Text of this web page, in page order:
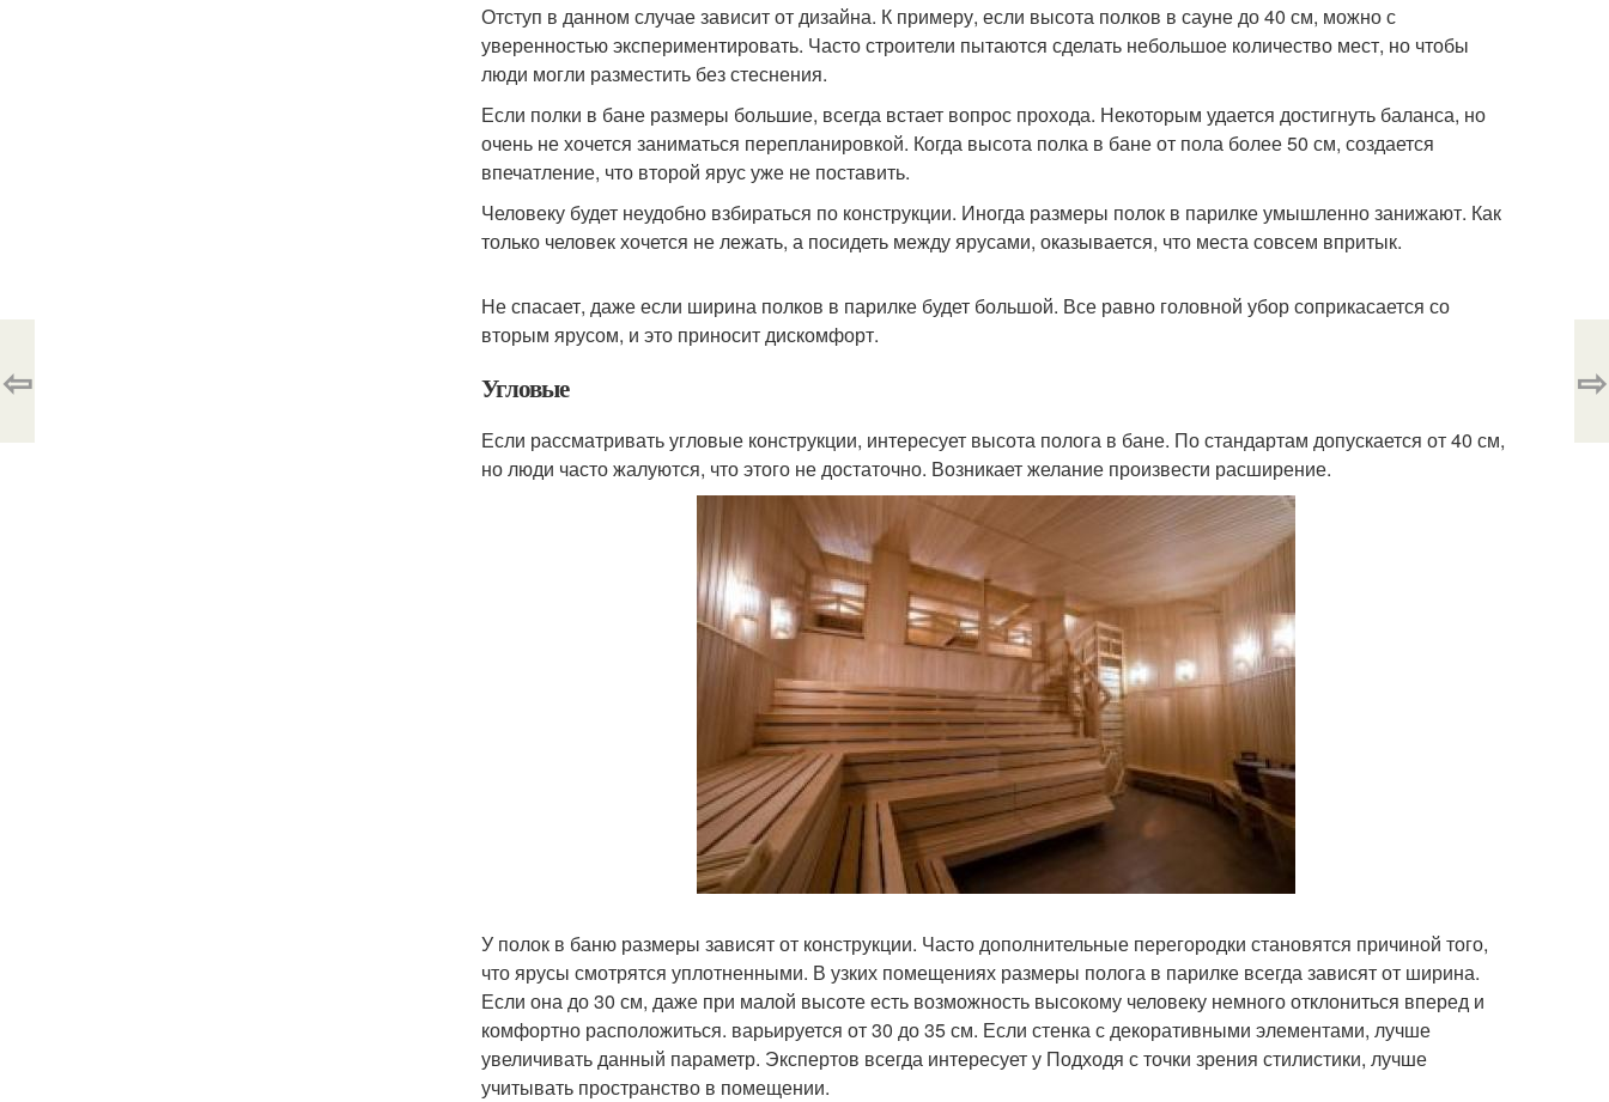
Отступ в данном случае зависит от дизайна. К примеру, если высота полков в сауне до 40 см, можно с
уверенностью экспериментировать. Часто строители пытаются сделать небольшое количество мест, но чтобы
люди могли разместить без стеснения.
Если полки в бане размеры большие, всегда встает вопрос прохода. Некоторым удается достигнуть баланса, но
очень не хочется заниматься перепланировкой. Когда высота полка в бане от пола более 50 см, создается
впечатление, что второй ярус уже не поставить.
Человеку будет неудобно взбираться по конструкции. Иногда размеры полок в парилке умышленно занижают. Как
только человек хочется не лежать, а посидеть между ярусами, оказывается, что места совсем впритык.
Не спасает, даже если ширина полков в парилке будет большой. Все равно головной убор соприкасается со
вторым ярусом, и это приносит дискомфорт.
Угловые
Если рассматривать угловые конструкции, интересует высота полога в бане. По стандартам допускается от 40 см,
но люди часто жалуются, что этого не достаточно. Возникает желание произвести расширение.
У полок в баню размеры зависят от конструкции. Часто дополнительные перегородки становятся причиной того,
что ярусы смотрятся уплотненными. В узких помещениях размеры полога в парилке всегда зависят от ширина.
Если она до 30 см, даже при малой высоте есть возможность высокому человеку немного отклониться вперед и
комфортно расположиться. варьируется от 30 до 35 см. Если стенка с декоративными элементами, лучше
увеличивать данный параметр. Экспертов всегда интересует у Подходя с точки зрения стилистики, лучше
учитывать пространство в помещении.
⇦ ⇨